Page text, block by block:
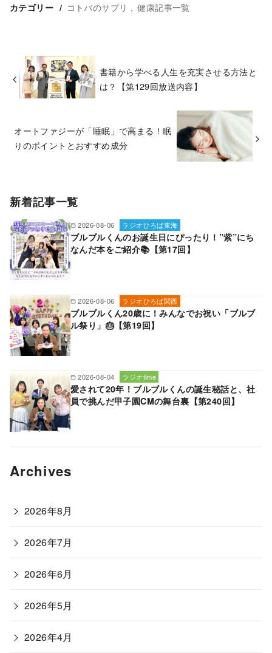
カテゴリー コトバのサプリ 健康記事一覧
書籍から学べる人生を充実させる方法と
は？【第129回放送内容】
オートファジーが「睡眠」で高まる！眠
りのポイントとおすすめ成分
新着記事一覧
2026-08-06 ラジオひろば東海
ブルブルくんのお誕生日にぴったり！”紫”にち
なんだ本をご紹介📚【第17回】
2026-08-06 ラジオひろば関西
ブルブルくん20歳に！みんなでお祝い「ブルブ
ル祭り」🎂【第19回】
2026-08-04 ラジオtime
愛されて20年！ブルブルくんの誕生秘話と、社
員で挑んだ甲子園CMの舞台裏【第240回】
Archives
2026年8月
2026年7月
2026年6月
2026年5月
2026年4月